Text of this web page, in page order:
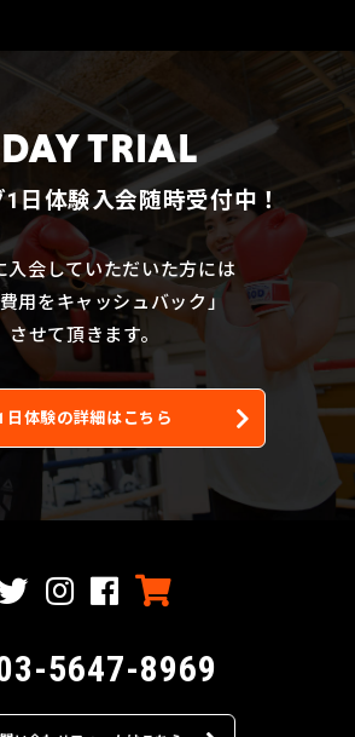
TRIAL
日体験入会随時受付中！
入会していただいた方には
費用をキャッシュバック」
させて頂きます。
日体験の詳細はこちら
5647-8969